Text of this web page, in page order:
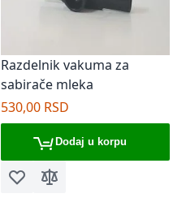
Razdelnik vakuma za
sabirače mleka
530,00 RSD
Dodaj u korpu
Dodaj u listu želja
Dodaj za poređenje